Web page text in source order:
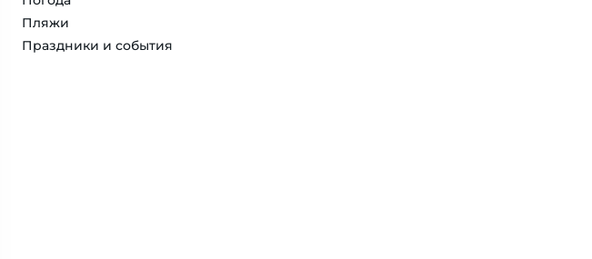
Пляжи
Праздники и события